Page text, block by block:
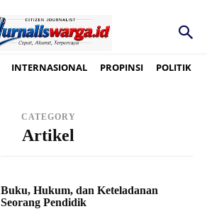
INTERNASIONAL PROPINSI POLITIK
CATEGORY
Artikel
Buku, Hukum, dan Keteladanan
Seorang Pendidik